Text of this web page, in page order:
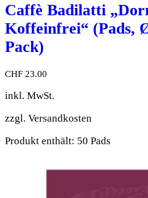
Caffè Badilatti
Koffeinfrei“ (Pads,
Pack)
CHF 23.00
inkl. MwSt.
zzgl. Versandkosten
Produkt enthält: 50 Pads